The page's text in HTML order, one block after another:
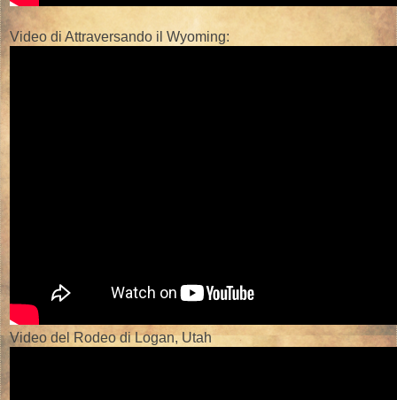
Video di Attraversando il Wyoming:
Video del Rodeo di Logan, Utah